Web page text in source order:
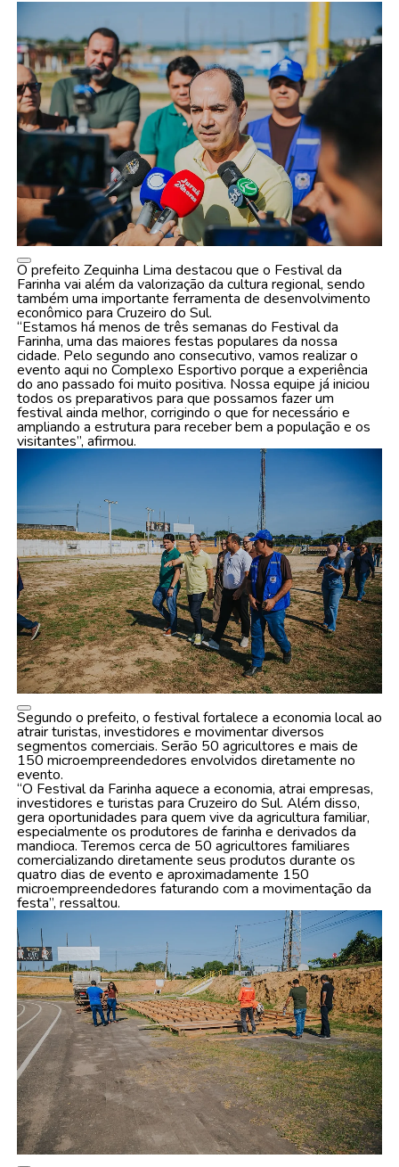
O prefeito Zequinha Lima destacou que o Festival da
Farinha vai além da valorização da cultura regional, sendo
também uma importante ferramenta de desenvolvimento
econômico para Cruzeiro do Sul.
“Estamos há menos de três semanas do Festival da
Farinha, uma das maiores festas populares da nossa
cidade. Pelo segundo ano consecutivo, vamos realizar o
evento aqui no Complexo Esportivo porque a experiência
do ano passado foi muito positiva. Nossa equipe já iniciou
todos os preparativos para que possamos fazer um
festival ainda melhor, corrigindo o que for necessário e
ampliando a estrutura para receber bem a população e os
visitantes”, afirmou.
Segundo o prefeito, o festival fortalece a economia local ao
atrair turistas, investidores e movimentar diversos
segmentos comerciais. Serão 50 agricultores e mais de
150 microempreendedores envolvidos diretamente no
evento.
“O Festival da Farinha aquece a economia, atrai empresas,
investidores e turistas para Cruzeiro do Sul. Além disso,
gera oportunidades para quem vive da agricultura familiar,
especialmente os produtores de farinha e derivados da
mandioca. Teremos cerca de 50 agricultores familiares
comercializando diretamente seus produtos durante os
quatro dias de evento e aproximadamente 150
microempreendedores faturando com a movimentação da
festa”, ressaltou.